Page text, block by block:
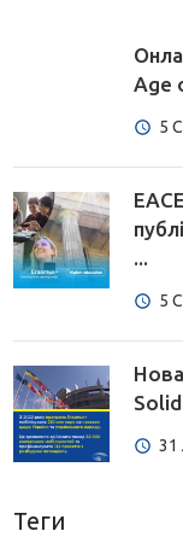
Age
5
...
5
Нова
31
Теги